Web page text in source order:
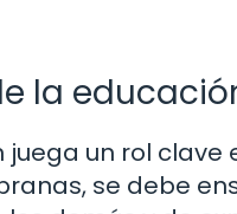
la
juega un rol
se debe